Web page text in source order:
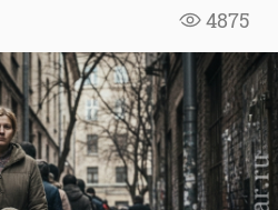
4875